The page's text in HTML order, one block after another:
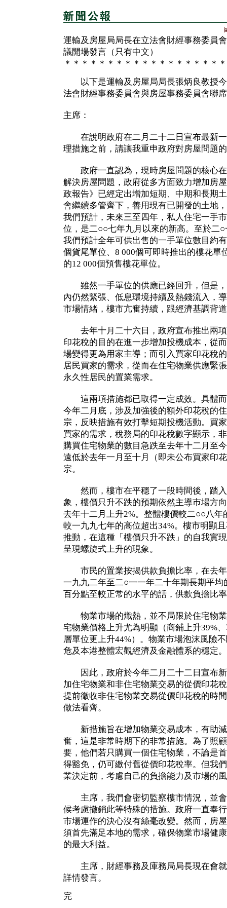
運輸及房屋局局長在立法會財經事務委員
議開場發言（只有中文）
＊＊＊＊＊＊＊＊＊＊＊＊＊＊＊＊＊＊
以下是運輸及房屋局局長張炳良教授今
法會財經事務委員會與房屋事務委員會聯
主席：
在說明政府在二月二十二日宣布最新一
理措施之前，請讓我重申政府對房屋問題
政府一直認為，現時房屋問題的核心在
解決房屋問題，政府從多方面致力增加房
政報告》已經定出增加短期、中期和長期
會繼續多管齊下，善用現有已開發的土地
我們預計，未來三至四年，私人住宅一手
位，是二○○七年九月以來的新高。至於二
我們預計全年可供出售的一手單位數目約
個貨尾單位、8 000個可即時推出的樓花單
的12 000個預售樓花單位。
雖然一手單位的供應已經回升，但是，
內仍然緊張、低息環境持續及熱錢流入，
市場情緒，樓市亢奮持續，跟經濟基調背
去年十月二十六日，政府宣布推出兩項
印花稅的目的在進一步增加投機成本，從
場變得更為用家主導；而引入買家印花稅
居民買家的需求，從而在住宅物業供應緊
永久性居民的置業需求。
這兩項措施都已取得一定成效。具體而
今年二月底，涉及加強後的額外印花稅的
宗，反映措施有效打擊短期投機活動。買
買家的需求，稅務局的印花稅數字顯示，
購買住宅物業的數目急跌至去年十二月至
遠低於去年一月至十月（即未公布買家印
宗。
然而，樓市在平穩了一段時間後，踏入
象，樓價只升不跌的預期依然主導巿場方
去年十二月上升2%。整體樓價較二○○八年
較一九九七年的高位超出34%。樓市明顯
推動，在這種「樓價只升不跌」的自我實
呈現螺旋式上升的現象。
市民的置業按揭供款負擔比率，在去年
一九九二年至二○一一年二十年期長期平均
百分點至較正常的水平的話，供款負擔比
物業市場的熾熱，並不局限於住宅物業
宅物業價格上升尤為明顯（商鋪上升39%
層單位更上升44%）。物業市場泡沫風險
危及本港整體宏觀經濟及金融體系的穩定。
因此，政府於今年二月二十二日宣布新
加住宅物業和非住宅物業交易的從價印花
提前徵收非住宅物業交易從價印花稅的時
做法看齊。
新措施旨在增加物業交易成本，有助減
奮，這是非常時期下的非常措施。為了照
要，他們若只購買一個住宅物業，不論是
得豁免，仍可繳付舊從價印花稅率。但我
業決定前，考慮自己的負擔能力及市場的
主席，我們會密切監察樓市情況，並會
候考慮撤銷此等特殊的措施。政府一直奉
市場運作的決心沒有絲毫改變。然而，房
須首先滿足本地的需求，確保物業市場健
的最大利益。
主席，財經事務及庫務局局長現在會就
詳情發言。
完